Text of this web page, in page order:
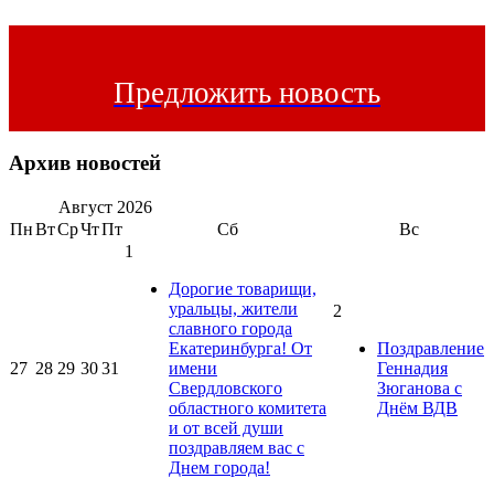
Предложить новость
Архив новостей
Август 2026
ПнВтСрЧтПт Сб Вс
27 28 29 3031
1
Дорогие товарищи,
уральцы, жители
славного города
Екатеринбурга! От
имени
Свердловского
областного комитета
и от всей души
поздравляем вас с
Днем города!
2
Поздравление
Геннадия
Зюганова с
Днём ВДВ